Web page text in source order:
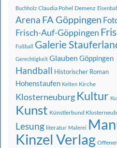
Buchholz Claudia Pohel Demenz
Arena FA Göppingen
Frisch-Auf-Göppingen
Fußball Galerie
Gerechtigkeit Glauben Göppingen
Handball Historischer Roman
Hohenstaufen Kelten Kirche
Klosterneuburg Kultur
Kunst Künstlerbund
Lesung literatur Malerei
Kinzel Verlag